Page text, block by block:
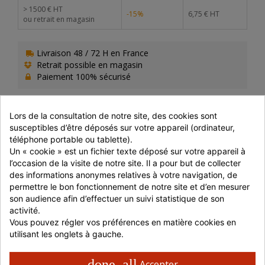
> 1500 € HT
ou retrait en magasin
-15% 6,75 € HT
Livraison 48 / 72 H en France
Retrait possible en magasin
Paiement 100% sécurisé
PRÉPARATION
Four traditionnel : Non
Micro ondes : Non
Congélateur : Non
Four remise en °C : Non
COMPOSITION
Couleur : Blanc
Lors de la consultation de notre site, des cookies sont
susceptibles d’être déposés sur votre appareil (ordinateur,
téléphone portable ou tablette).
Un « cookie » est un fichier texte déposé sur votre appareil à
l’occasion de la visite de notre site. Il a pour but de collecter
des informations anonymes relatives à votre navigation, de
permettre le bon fonctionnement de notre site et d’en mesurer
son audience afin d’effectuer un suivi statistique de son
activité.
Vous pouvez régler vos préférences en matière cookies en
utilisant les onglets à gauche.